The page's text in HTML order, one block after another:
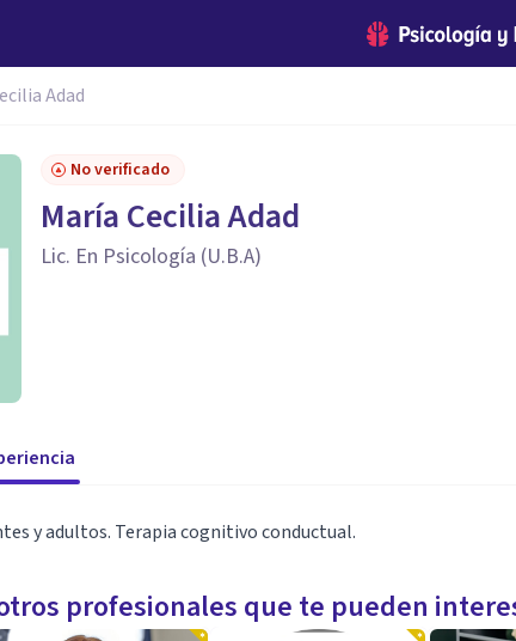
Adad
No verificado
María Cecilia Adad
Lic. En Psicología (U.B.A)
y adultos. Terapia cognitivo conductual.
profesionales que te pueden